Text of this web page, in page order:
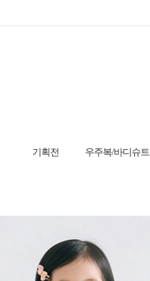
기획전 우주복/바디슈트